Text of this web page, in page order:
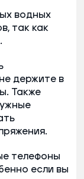
водных
так как
держите в
Также
телефоны
если вы